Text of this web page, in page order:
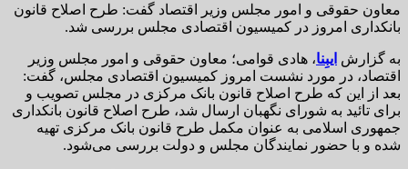
معاون حقوقی و امور مجلس وزیر اقتصاد گفت: طرح اصلاح قانون
بانکداری امروز در کمیسیون اقتصادی مجلس بررسی شد.
به گزارش ایبِنا، هادی قوامی؛ معاون حقوقی و امور مجلس وزیر
اقتصاد، در مورد نشست امروز کمیسیون اقتصادی مجلس، گفت:
بعد از این که طرح اصلاح قانون بانک مرکزی در مجلس تصویب و
برای تائید به شورای نگهبان ارسال شد، طرح اصلاح قانون بانکداری
جمهوری اسلامی به عنوان مکمل طرح قانون بانک مرکزی تهیه
شده و با حضور نمایندگان مجلس و دولت بررسی می‌شود.